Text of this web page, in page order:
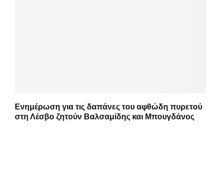
Ενημέρωση για τις δαπάνες του αφθώδη πυρετού
στη Λέσβο ζητούν Βαλσαμίδης και Μπουγδάνος